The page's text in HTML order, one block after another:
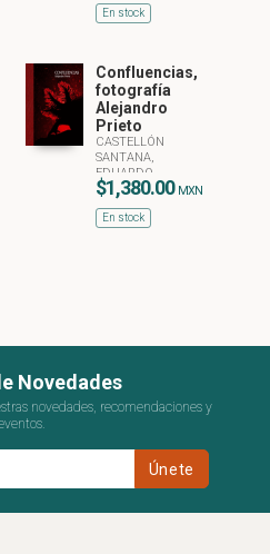
En stock
Confluencias,
fotografía
Alejandro
Prieto
CASTELLÓN
SANTANA,
EDUARDO
$1,380.00 MXN
En stock
Novedades
novedades, recomendaciones y